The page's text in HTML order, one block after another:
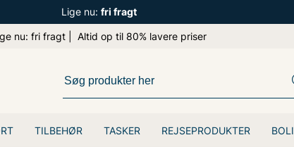
Lige nu: fri fragt
nu: fri fragt | Altid op til 80% lavere priser
TILBEHØR TASKER REJSEPRODUKTER